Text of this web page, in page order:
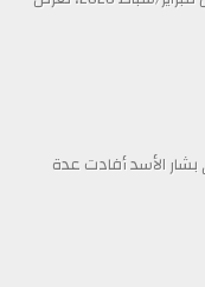
الأسد أفادت عدة